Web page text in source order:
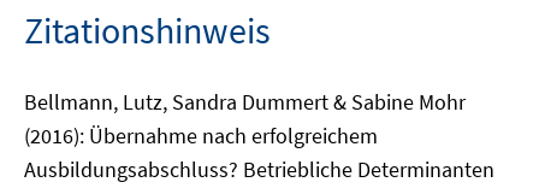
Zitationshinweis
Bellmann, Lutz, Sandra Dummert & Sabine Mohr
(2016): Übernahme nach erfolgreichem
Ausbildungsabschluss? Betriebliche Determinanten